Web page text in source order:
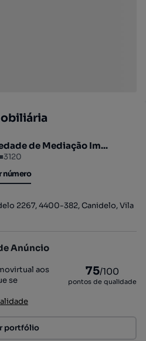
de Mediação Im...
■3120
número
número
2267, 4400-382, Canidelo, Vila
Anúncio
aos
se
75/100
pontos de qualidade
portfólio